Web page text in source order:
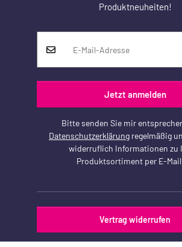
Produktneuheiten!
Jetzt anmelden
Bitte senden Sie mir
Datenschutzerklärung regelmäßig
widerruflich Informationen zu
Produktsortiment per E-Mail
Vertrag widerrufen